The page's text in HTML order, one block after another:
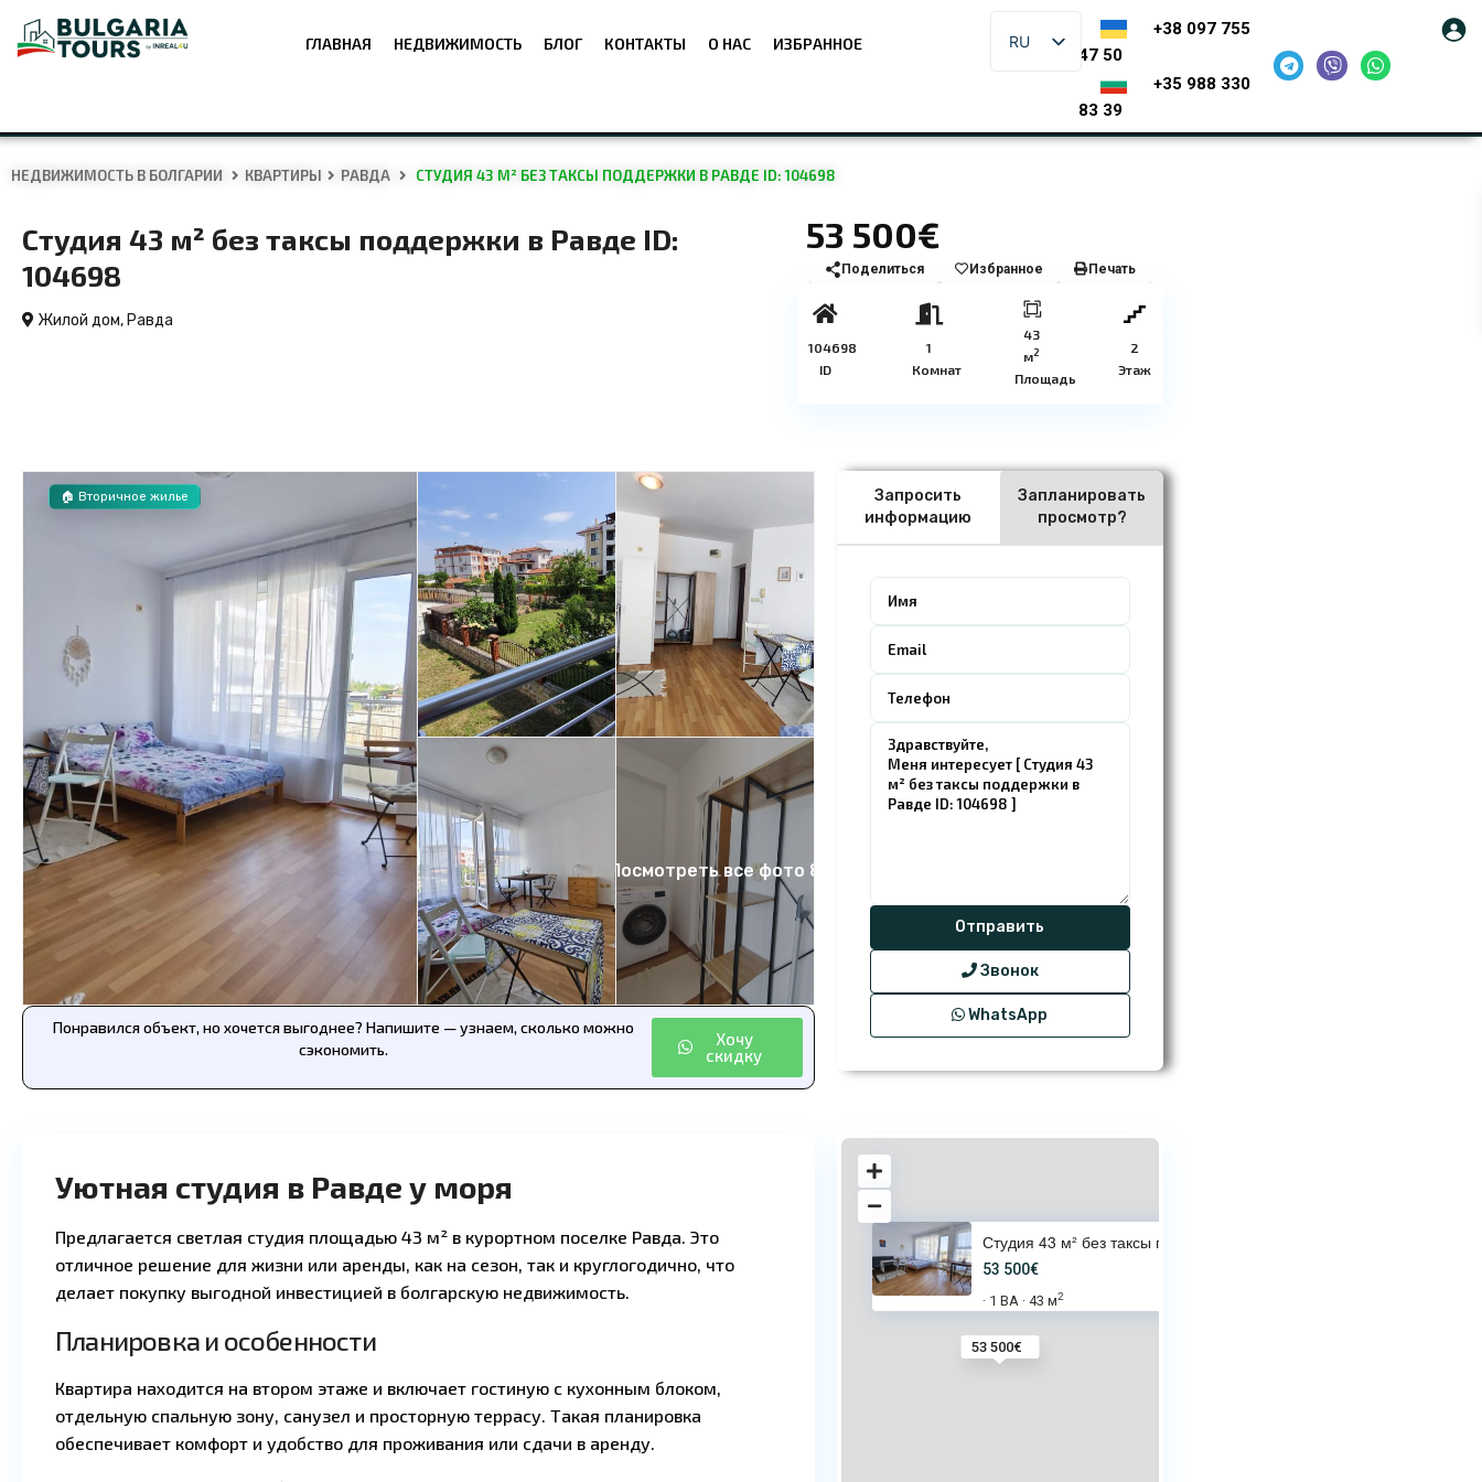
ГЛАВНАЯ НЕДВИЖИМОСТЬ БЛОГ КОНТАКТЫ О НАС ИЗБРАННОЕ RU
+38 097 755
47 50
+35 988 330
83 39
НЕДВИЖИМОСТЬ В БОЛГАРИИ КВАРТИРЫ РАВДА СТУДИЯ 43 М² БЕЗ ТАКСЫ ПОДДЕРЖКИ В РАВДЕ ID: 104698
Студия 43 м² без таксы поддержки в Равде ID:
104698
Жилой дом, Равда
53 500€
Поделиться Избранное Печать
104698
ID
1
Комнат
43
м2
Площадь
2
Этаж
Посмотреть все фото 8
🏠 Вторичное жилье
Понравился объект, но хочется выгоднее? Напишите — узнаем, сколько можно
сэкономить.
Хочу
скидку
Запросить
информацию
Запланировать
просмотр?
Звонок
WhatsApp
Уютная студия в Равде у моря
Предлагается светлая студия площадью 43 м² в курортном поселке Равда. Это
отличное решение для жизни или аренды, как на сезон, так и круглогодично, что
делает покупку выгодной инвестицией в болгарскую недвижимость.
Планировка и особенности
Квартира находится на втором этаже и включает гостиную с кухонным блоком,
отдельную спальную зону, санузел и просторную террасу. Такая планировка
обеспечивает комфорт и удобство для проживания или сдачи в аренду.
53 500€
Студия 43 м² без таксы поддерж
53 500€
· 1 BA · 43 м2